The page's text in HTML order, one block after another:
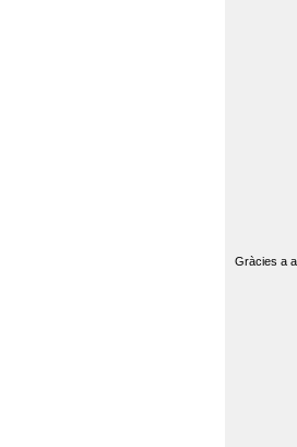
Gràcies a